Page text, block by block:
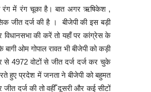
रंग में रंग चूका है। बात अगर ऋषिकेश ,
जीत दर्ज की है । बीजेपी की इस बड़ी
की करें तो यहाँ पर कांग्रेस के
ओम गोपाल रावत भी बीजेपी को कड़ी
से 4972 वोटों से जीत दर्ज दर्ज कर चुके
हुए प्रदेश में जनता ने बीजेपी को बहुमत
दर्ज की तो वहीँ दूसरी और कई सीटों